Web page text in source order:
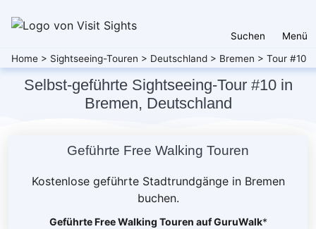
Suchen
Menü
Home > Sightseeing-Touren > Deutschland > Bremen > Tour #10
Selbst-geführte Sightseeing-Tour #10 in
Bremen, Deutschland
Geführte Free Walking Touren
Kostenlose geführte Stadtrundgänge in Bremen
buchen.
Geführte Free Walking Touren auf GuruWalk*